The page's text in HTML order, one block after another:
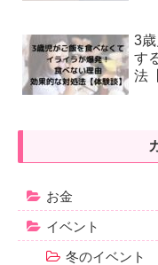
3
す
法
お金
イベント
冬のイベント